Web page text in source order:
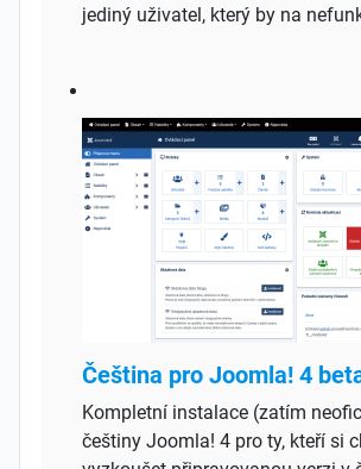
jediný uživatel, který by na
Čeština pro Joomla! 4
Kompletní instalace (zatím
češtiny Joomla! 4 pro ty, kteří si